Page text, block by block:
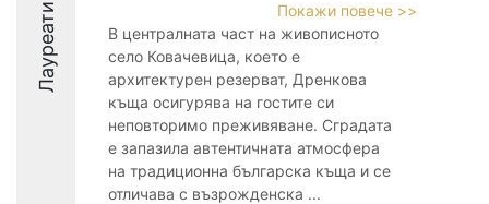
Лауреати
Покажи повече >>
В централната част на живописното
село Ковачевица, което е
архитектурен резерват, Дренкова
къща осигурява на гостите си
неповторимо преживяване. Сградата
е запазила автентичната атмосфера
на традиционна българска къща и се
отличава с възрожденска ...